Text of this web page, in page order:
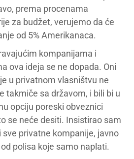
prema procenama
za budžet, verujemo da će
od 5% Amerikanaca.
kompanijama i
ova ideja se ne dopada. Oni
u privatnom vlasništvu ne
takmiče sa državom, i bili bi u
opciju poreski obveznici
se neće desiti. Insistirao sam
sve privatne kompanije, javno
polisa koje samo naplati.